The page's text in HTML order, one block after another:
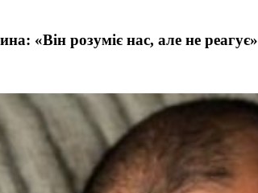
«Він розуміє нас, але не реагує»